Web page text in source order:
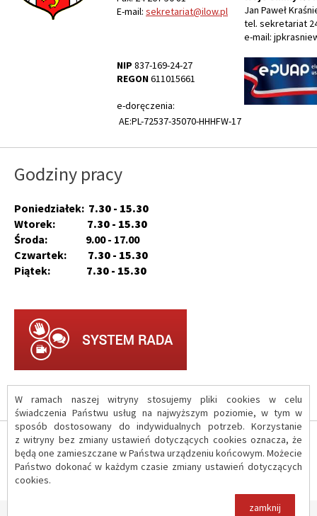
W ramach naszej witryny stosujemy pliki cookies w celu
świadczenia Państwu usług na najwyższym poziomie, w tym w
sposób dostosowany do indywidualnych potrzeb. Korzystanie
z witryny bez zmiany ustawień dotyczących cookies oznacza, że
będą one zamieszczane w Państwa urządzeniu końcowym. Możecie
Państwo dokonać w każdym czasie zmiany ustawień dotyczących
cookies.
zamknij
E-mail: sekretariat@ilow.pl
NIP 837-169-24-27
REGON611015661
e-doręczenia:
AE:PL-72537-35070-HHHFW-17
Jan Paweł
tel. sekretariat
e-mail:
Godziny pracy
Poniedziałek: 7.30 - 15.30
Wtorek: 7.30 - 15.30
Środa: 9.00 - 17.00
Czwartek: 7.30 - 15.30
Piątek: 7.30 - 15.30
O serwisie
Polityka prywatności